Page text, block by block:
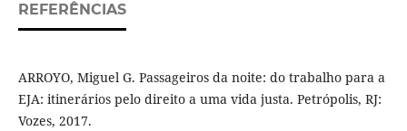
REFERÊNCIAS
ARROYO, Miguel G. Passageiros da noite: do trabalho para a
EJA: itinerários pelo direito a uma vida justa. Petrópolis, RJ:
Vozes, 2017.